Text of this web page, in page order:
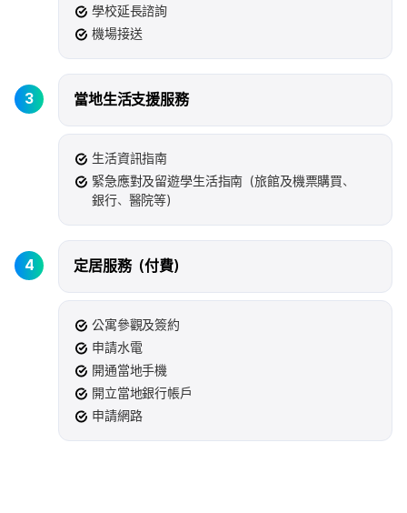
學校延長諮詢
機場接送
3 當地生活支援服務
生活資訊指南
緊急應對及留遊學生活指南（旅館及機票購買、
銀行、醫院等）
4 定居服務（付費）
公寓參觀及簽約
申請水電
開通當地手機
開立當地銀行帳戶
申請網路